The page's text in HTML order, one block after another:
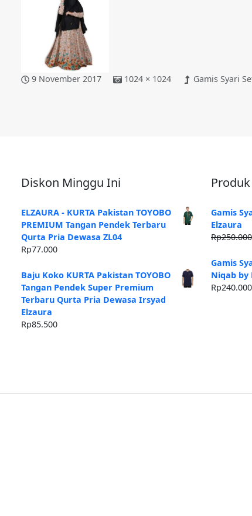
9 November 2017 1024 × 1024 Gamis Syari
Diskon Minggu Ini
ELZAURA - KURTA Pakistan TOYOBO
PREMIUM Tangan Pendek Terbaru
Qurta Pria Dewasa ZL04
Rp77.000
Baju Koko KURTA Pakistan TOYOBO
Tangan Pendek Super Premium
Terbaru Qurta Pria Dewasa Irsyad
Elzaura
Rp85.500
Gamis
Elzaura
Rp250.000
Gamis
Niqab by
Rp240.000